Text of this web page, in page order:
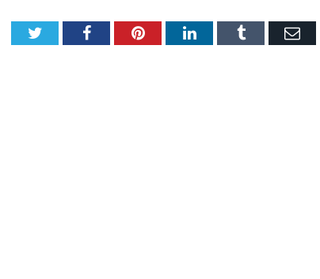
TwitterFacebookPinterestLinkedInTumblr